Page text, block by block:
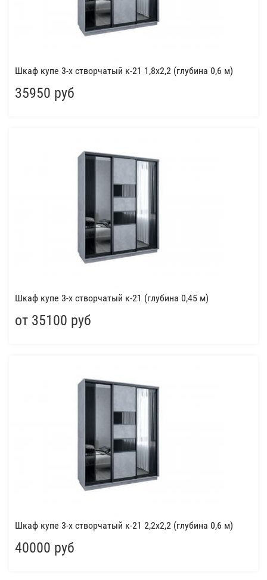
Шкаф купе 3-х створчатый к-21 1,8x2,2 (глубина 0,6 м)
35950 руб
Шкаф купе 3-х створчатый к-21 (глубина 0,45 м)
от 35100 руб
Шкаф купе 3-х створчатый к-21 2,2x2,2 (глубина 0,6 м)
40000 руб